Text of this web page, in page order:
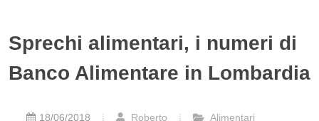
Sprechi alimentari, i numeri di
Banco Alimentare in Lombardia
18/06/2018 Roberto Alimentari